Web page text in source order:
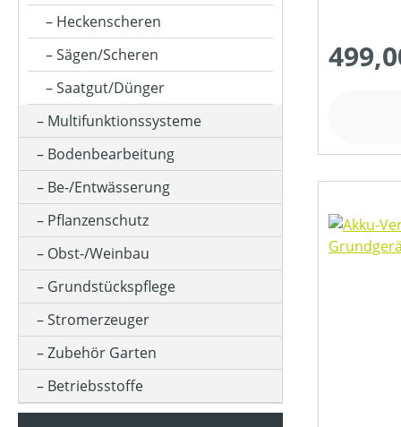
MATERIALART
MESSERANZAHL
MOTORLEISTUNG (IN UMDREHUNGEN/MIN)
MOTORLEISTUNG (IN KW)
MOTORTYP (HERSTELLERBEZEICHNUNG)
NENNSPANNUNG (IN V)
SCHALLDRUCKPEGEL AM OHR (IN DB(A))
Heckenscheren
Sägen/Scheren
Saatgut/Dünger
Multifunktionssysteme
Bodenbearbeitung
Be-/Entwässerung
Pflanzenschutz
Obst-/Weinbau
Grundstückspflege
Stromerzeuger
Zubehör Garten
Betriebsstoffe